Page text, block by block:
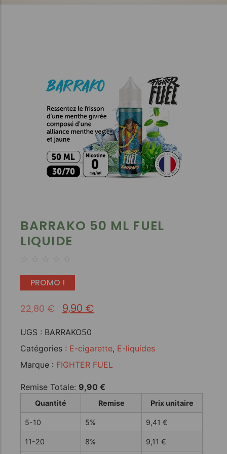
BARRAKO 50 ML FUEL
LIQUIDE
☆ ☆ ☆ ☆ ☆
PROMO !
22,80€ 9,90 €
UGS : BARRAKO50
Catégories : E-cigarette, E-liquides
Marque : FIGHTER FUEL
Remise Totale: 9,90 €
Quantité Remise Prix unitaire
5-10 5% 9,41 €
11-20 8% 9,11 €